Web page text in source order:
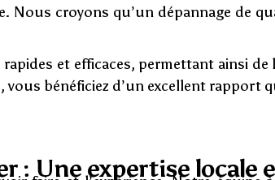
croyons qu’un dépannage de
et efficaces, permettant ainsi
bénéficiez d’un excellent rapport
: Une expertise locale